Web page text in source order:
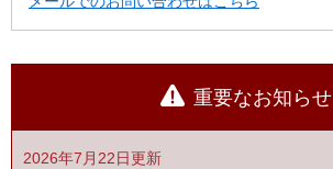
重要なお知らせ
2026年7月22日更新